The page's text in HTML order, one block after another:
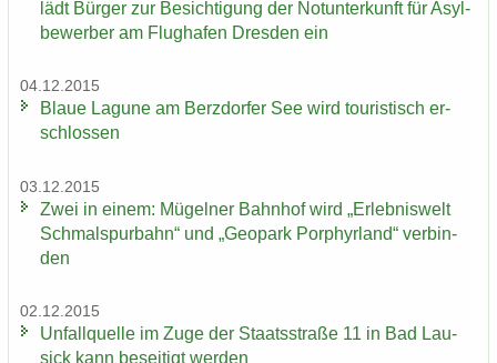
lädt Bür­ger zur Be­sich­ti­gung der Not­un­ter­kunft für Asyl­
be­wer­ber am Flug­ha­fen Dres­den ein
04.12.2015
Blaue La­gu­ne am Berz­dor­fer See wird tou­ris­tisch er­
schlos­sen
03.12.2015
Zwei in einem: Mü­gel­ner Bahn­hof wird „Er­leb­nis­welt
Schmal­spur­bahn“ und „Geo­park Por­phyr­land“ ver­bin­
den
02.12.2015
Un­fall­quel­le im Zuge der Staats­stra­ße 11 in Bad Lau­
sick kann be­sei­tigt wer­den